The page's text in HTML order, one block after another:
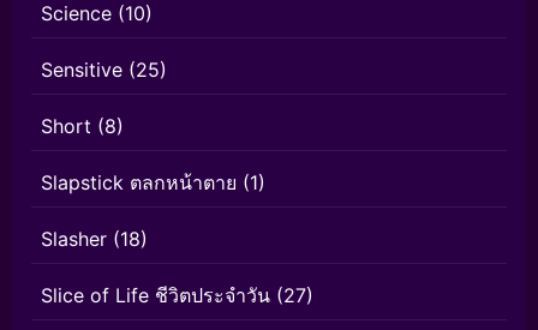
Science (10)
Sensitive (25)
Short (8)
Slapstick ตลกหน้าตาย (1)
Slasher (18)
Slice of Life ชีวิตประจำวัน (27)